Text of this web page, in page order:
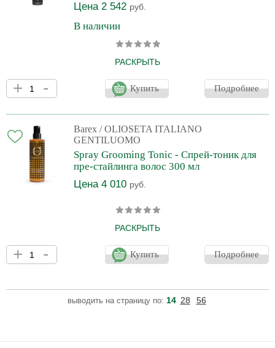
Цена 2 542 руб.
В наличии
РАСКРЫТЬ
Гарантирует идеальное и комфортное бритье. Незаменим для
точного бритья и контурирования бороды и усов благодаря
прозрачной текстуре. Обладает выдающимися увлажняющими
кожу мягкой и облегчает скольжение бритвы. Без парабенов.
+ - Купить Подробнее
Barex / OLIOSETA ITALIANO
GENTILUOMO
Spray Grooming Tonic - Спрей-тоник для
пре-стайлинга волос 300 мл
Цена 4 010 руб.
РАСКРЫТЬ
Идеально подходит в качестве средства перед укладкой и как
легкий фиксатор для тонких волос. Обладает увлажняющим
эффектом, благодаря содержанию спирта, быстро высыхает, не
+ - Купить Подробнее
выводить на страницу по: 14 28 56